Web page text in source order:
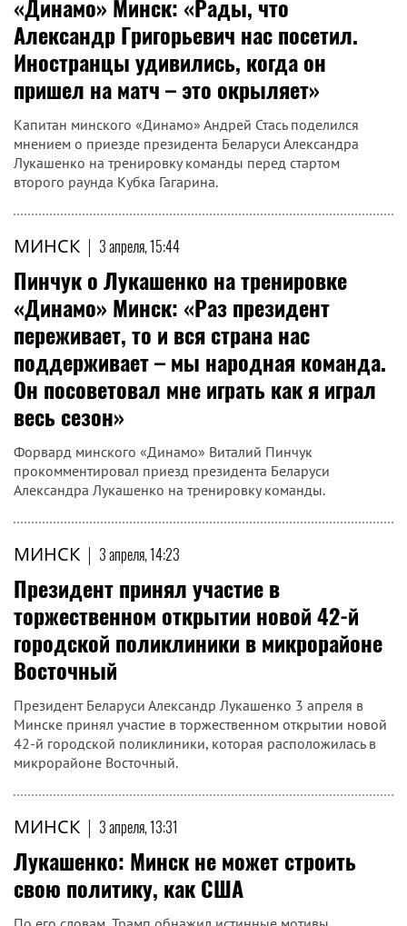
«Динамо» Минск: «Рады, что
Александр Григорьевич нас посетил.
Иностранцы удивились, когда он
пришел на матч – это окрыляет»
Капитан минского «Динамо» Андрей Стась поделился
мнением о приезде президента Беларуси Александра
Лукашенко на тренировку команды перед стартом
второго раунда Кубка Гагарина.
МИНСК | 3 апреля, 15:44
Пинчук о Лукашенко на тренировке
«Динамо» Минск: «Раз президент
переживает, то и вся страна нас
поддерживает – мы народная команда.
Он посоветовал мне играть как я играл
весь сезон»
Форвард минского «Динамо» Виталий Пинчук
прокомментировал приезд президента Беларуси
Александра Лукашенко на тренировку команды.
МИНСК | 3 апреля, 14:23
Президент принял участие в
торжественном открытии новой 42-й
городской поликлиники в микрорайоне
Восточный
Президент Беларуси Александр Лукашенко 3 апреля в
Минске принял участие в торжественном открытии новой
42-й городской поликлиники, которая расположилась в
микрорайоне Восточный.
МИНСК | 3 апреля, 13:31
Лукашенко: Минск не может строить
свою политику, как США